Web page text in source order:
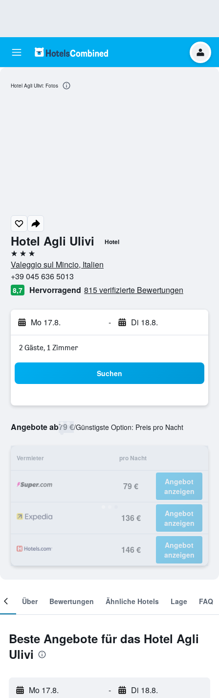
Hotel Agli Ulivi Hotel
3 Sterne
Valeggio sul Mincio, Italien
+39 045 636 5013
8,7 Hervorragend 815 verifizierte Bewertungen
Mo 17.8. - Di 18.8.
2 Gäste, 1 Zimmer
Suchen
Angebote ab79 €/Günstigste Option: Preis pro Nacht
Vermieter pro Nacht
79 €
Angebot
anzeigen
136 €
Angebot
anzeigen
146 €
Angebot
anzeigen
Hotel Agli Ulivi: Fotos
Über Bewertungen Ähnliche Hotels Lage FAQ
Beste Angebote für das Hotel Agli
Ulivi
Mo 17.8. - Di 18.8.